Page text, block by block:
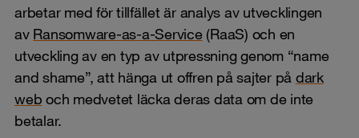
arbetar med för tillfället är analys av utvecklingen
av Ransomware-as-a-Service(RaaS) och en
utveckling av en typ av utpressning genom “name
and shame”, att hänga ut offren på sajter på dark
web och medvetet läcka deras data om de inte
betalar.